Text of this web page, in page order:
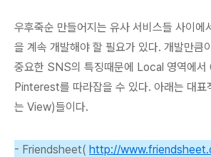
우후죽순 만들어지는 유사 서비스들 사이에
을 계속 개발해야 할 필요가 있다. 개발만큼
중요한 SNS의 특징때문에 Local 영역에서
Pinterest를 따라잡을 수 있다. 아래는 대표
는 View)들이다.
- Friendsheet( http://